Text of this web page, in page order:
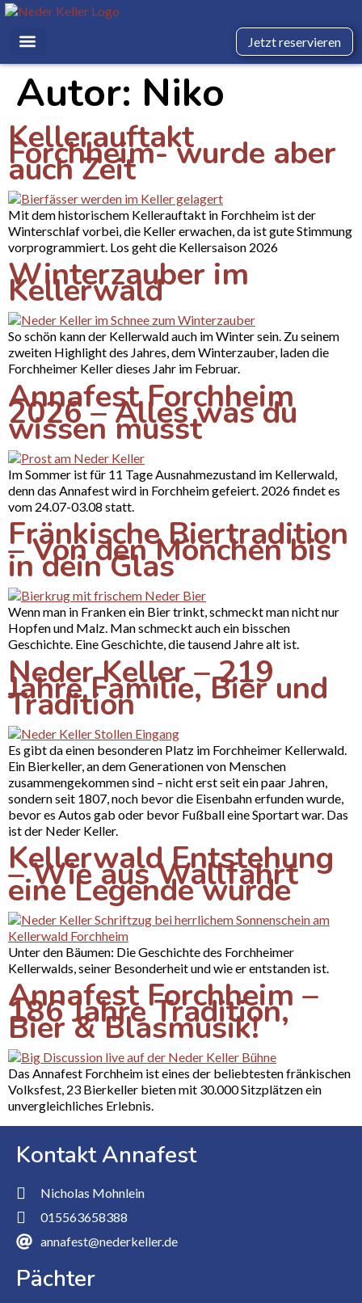
Jetzt reservieren
Autor: Niko
Kellerauftakt
Forchheim- wurde aber
auch Zeit
Mit dem historischem Kellerauftakt in Forchheim ist der
Winterschlaf vorbei, die Keller erwachen, da ist gute Stimmung
vorprogrammiert. Los geht die Kellersaison 2026
Winterzauber im
Kellerwald
So schön kann der Kellerwald auch im Winter sein. Zu seinem
zweiten Highlight des Jahres, dem Winterzauber, laden die
Forchheimer Keller dieses Jahr im Februar.
Annafest Forchheim
2026 – Alles was du
wissen musst
Im Sommer ist für 11 Tage Ausnahmezustand im Kellerwald,
denn das Annafest wird in Forchheim gefeiert. 2026 findet es
vom 24.07-03.08 statt.
Fränkische Biertradition
– Von den Mönchen bis
in dein Glas
Wenn man in Franken ein Bier trinkt, schmeckt man nicht nur
Hopfen und Malz. Man schmeckt auch ein bisschen
Geschichte. Eine Geschichte, die tausend Jahre alt ist.
Neder Keller – 219
Jahre Familie, Bier und
Tradition
Es gibt da einen besonderen Platz im Forchheimer Kellerwald.
Ein Bierkeller, an dem Generationen von Menschen
zusammengekommen sind – nicht erst seit ein paar Jahren,
sondern seit 1807, noch bevor die Eisenbahn erfunden wurde,
bevor es Autos gab oder bevor Fußball eine Sportart war. Das
ist der Neder Keller.
Kellerwald Entstehung
– Wie aus Wallfahrt
eine Legende wurde
Unter den Bäumen: Die Geschichte des Forchheimer
Kellerwalds, seiner Besonderheit und wie er entstanden ist.
Annafest Forchheim –
186 Jahre Tradition,
Bier & Blasmusik!
Das Annafest Forchheim ist eines der beliebtesten fränkischen
Volksfest, 23 Bierkeller bieten mit 30.000 Sitzplätzen ein
unvergleichliches Erlebnis.
Kontakt Annafest
Nicholas Mohnlein
015563658388
annafest@nederkeller.de
Pächter